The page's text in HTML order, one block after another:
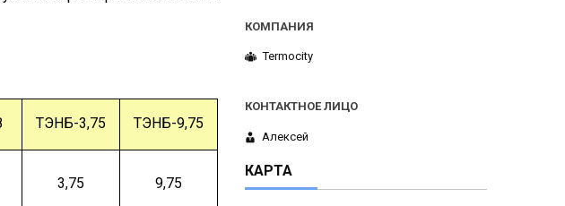
ТЭНБ-3,75 ТЭНБ-9,75
3,75 9,75
Termocity
Алексей
КАРТА